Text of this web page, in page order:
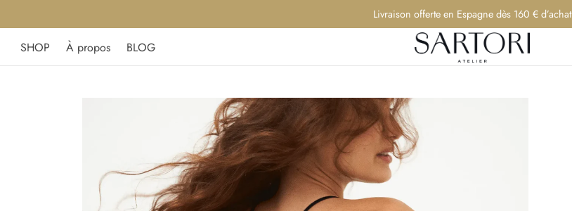
Livraison offerte en Espagne dès 160 € d’achat
SHOP À propos BLOG